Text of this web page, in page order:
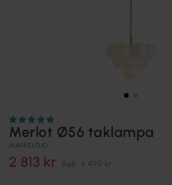
Merlot Ø56 taklampa
MARKSLÖJD
2 813 kr Rek. 4 499 kr